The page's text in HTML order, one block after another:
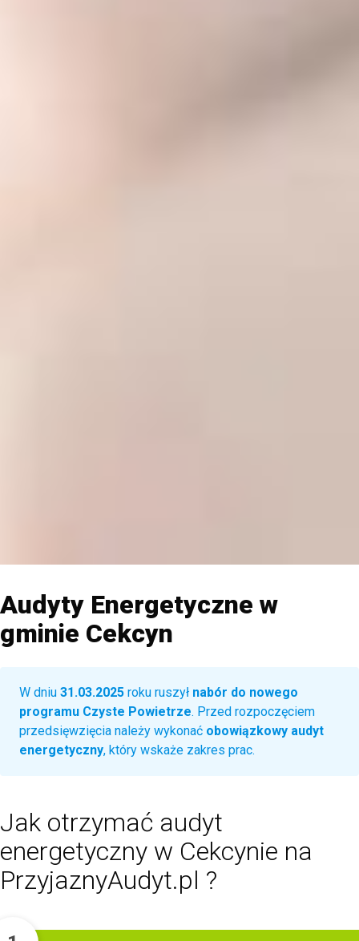
Audyty Energetyczne w
gminie Cekcyn
W dniu 31.03.2025 roku ruszył nabór do nowego
programu Czyste Powietrze. Przed rozpoczęciem
przedsięwzięcia należy wykonać obowiązkowy audyt
energetyczny, który wskaże zakres prac.
Jak otrzymać audyt
energetyczny w Cekcynie na
PrzyjaznyAudyt.pl ?